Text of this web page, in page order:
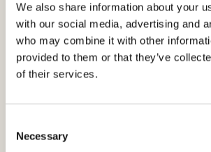
We also share information about your
with our social media, advertising and
who may combine it with other
provided to them or that they’ve
of their services.
Selection
Necessary
Fagområdet epigenetik er en kompleks
sig ud i at arbejde med og forstå.
Vi forsøger her med en enkelt tilgang,
vores udførelse af hårcelletesten og den
rådgivning.
gennem de konventionelle modeller, som vi
Kropscellerne lader sig nemlig påvirke af